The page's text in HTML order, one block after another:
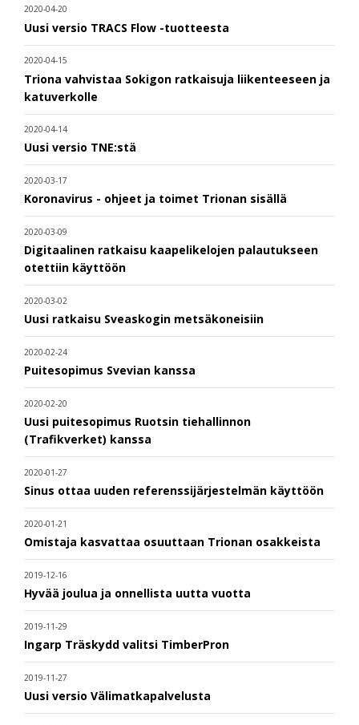
2020-04-20
Uusi versio TRACS Flow -tuotteesta
2020-04-15
Triona vahvistaa Sokigon ratkaisuja liikenteeseen ja
katuverkolle
2020-04-14
Uusi versio TNE:stä
2020-03-17
Koronavirus - ohjeet ja toimet Trionan sisällä
2020-03-09
Digitaalinen ratkaisu kaapelikelojen palautukseen
otettiin käyttöön
2020-03-02
Uusi ratkaisu Sveaskogin metsäkoneisiin
2020-02-24
Puitesopimus Svevian kanssa
2020-02-20
Uusi puitesopimus Ruotsin tiehallinnon
(Trafikverket) kanssa
2020-01-27
Sinus ottaa uuden referenssijärjestelmän käyttöön
2020-01-21
Omistaja kasvattaa osuuttaan Trionan osakkeista
2019-12-16
Hyvää joulua ja onnellista uutta vuotta
2019-11-29
Ingarp Träskydd valitsi TimberPron
2019-11-27
Uusi versio Välimatkapalvelusta